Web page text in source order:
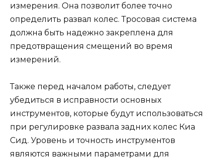
измерения. Она позволит более точно
определить развал колес. Тросовая система
должна быть надежно закреплена для
предотвращения смещений во время
измерений.
Также перед началом работы, следует
убедиться в исправности основных
инструментов, которые будут использоваться
при регулировке развала задних колес Киа
Сид. Уровень и точность инструментов
являются важными параметрами для